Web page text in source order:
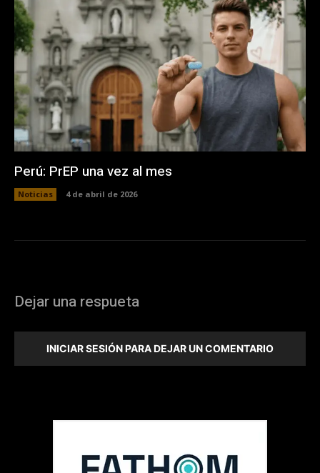
Perú: PrEP una vez al mes
Noticias 4 de abril de 2026
Dejar una respueta
INICIAR SESIÓN PARA DEJAR UN COMENTARIO